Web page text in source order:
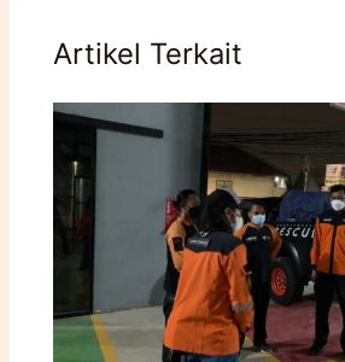
Artikel Terkait